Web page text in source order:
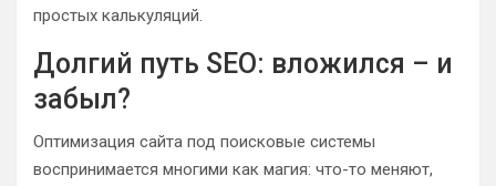
простых калькуляций.
Долгий путь SEO: вложился – и
забыл?
Оптимизация сайта под поисковые системы
воспринимается многими как магия: что-то меняют,